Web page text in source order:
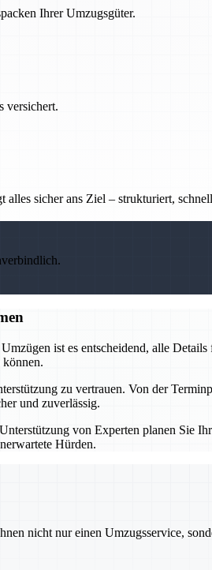
Ihrer Umzugsgüter.
versichert.
sicher ans Ziel – strukturiert,
ist es entscheidend, alle
können.
zu vertrauen. Von der
und zuverlässig.
von Experten planen Sie
Hürden.
nicht nur einen Umzugsservice,